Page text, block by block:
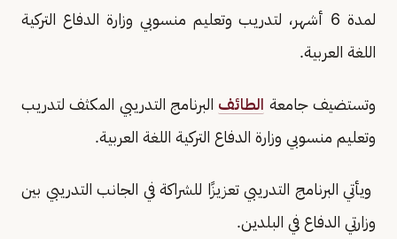
لمدة 6 أشهر، لتدريب وتعليم منسوبي وزارة الدفاع التركية
اللغة العربية.
وتستضيف جامعة الطائف البرنامج التدريبي المكثف لتدريب
وتعليم منسوبي وزارة الدفاع التركية اللغة العربية.
ويأتي البرنامج التدريبي تعزيزًا للشراكة في الجانب التدريبي بين
وزارتي الدفاع في البلدين.